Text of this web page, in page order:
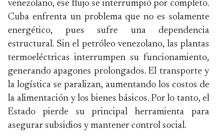
venezolano, ese flujo se interrumpió por completo.
Cuba enfrenta un problema que no es solamente
energético, pues sufre una dependencia
estructural. Sin el petróleo venezolano, las plantas
termoeléctricas interrumpen su funcionamiento,
generando apagones prolongados. El transporte y
la logística se paralizan, aumentando los costos de
la alimentación y los bienes básicos. Por lo tanto, el
Estado pierde su principal herramienta para
asegurar subsidios y mantener control social.